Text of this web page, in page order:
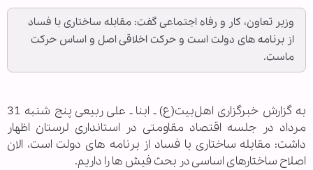
وزیر تعاون، کار و رفاه اجتماعی گفت: مقابله ساختاری با فساد
از برنامه های دولت است و حرکت اخلاقی اصل و اساس حرکت
ماست.
به گزارش خبرگزاری اهل‌بیت(ع) ـ ابنا ـ علی ربیعی پنج شنبه 31
مرداد در جلسه اقتصاد مقاومتی در استانداری لرستان اظهار
داشت: مقابله ساختاری با فساد از برنامه های دولت است، الان
اصلاح ساختارهای اساسی در بحث فیش ها را داریم.